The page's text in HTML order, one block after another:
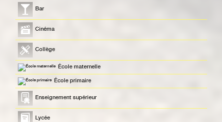
Bar
Cinéma
Collège
École maternelle
École primaire
Enseignement supérieur
Lycée